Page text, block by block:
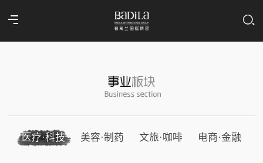
医疗·科技 美容·制药 文旅·咖啡 电商·金融